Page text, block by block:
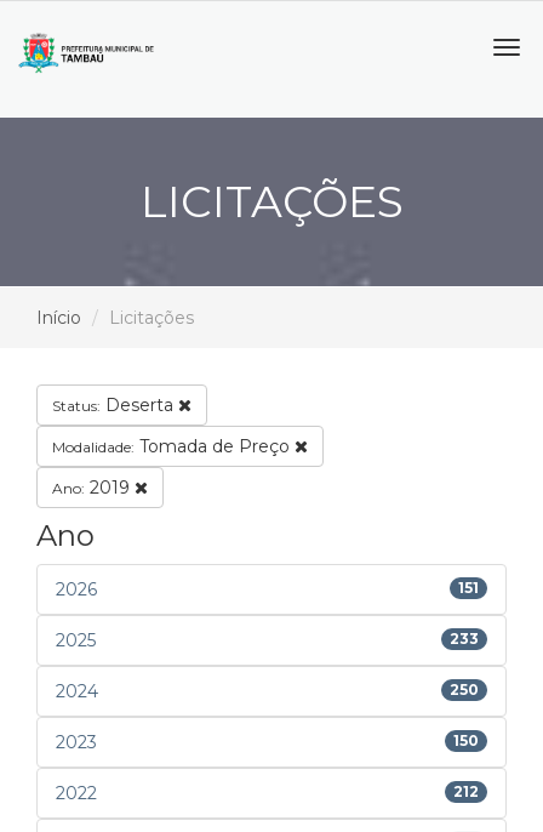
LICITAÇÕES
Início Licitações
Status: Deserta
Modalidade: Tomada de Preço
Ano: 2019
Ano
2026 151
2025 233
2024 250
2023 150
2022 212